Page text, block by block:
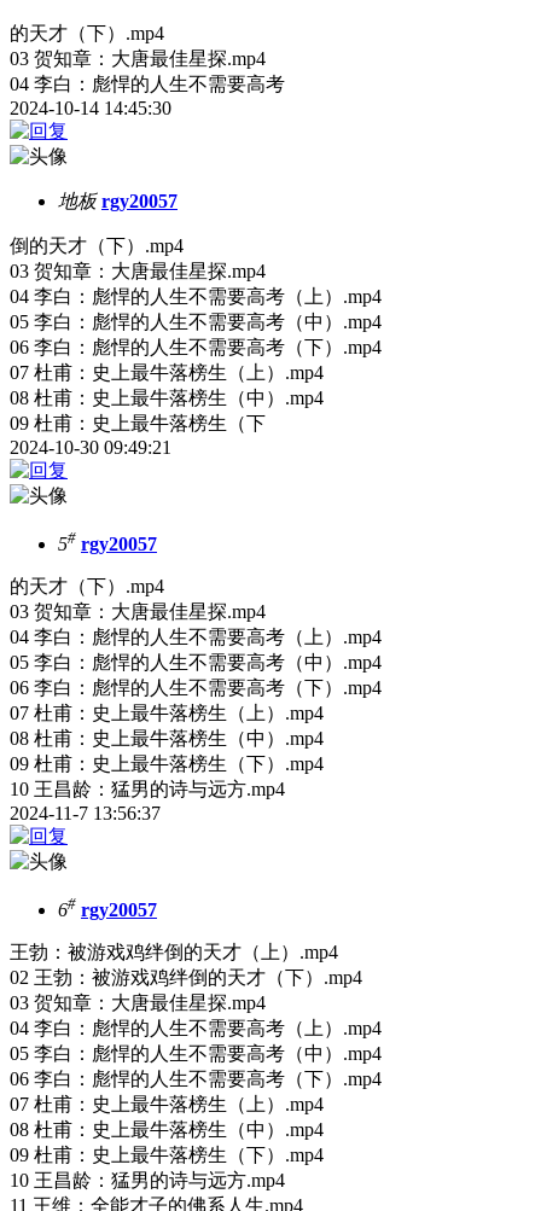
的天才（下）.mp4
03 贺知章：大唐最佳星探.mp4
04 李白：彪悍的人生不需要高考
2024-10-14 14:45:30
地板 rgy20057
倒的天才（下）.mp4
03 贺知章：大唐最佳星探.mp4
04 李白：彪悍的人生不需要高考（上）.mp4
05 李白：彪悍的人生不需要高考（中）.mp4
06 李白：彪悍的人生不需要高考（下）.mp4
07 杜甫：史上最牛落榜生（上）.mp4
08 杜甫：史上最牛落榜生（中）.mp4
09 杜甫：史上最牛落榜生（下
2024-10-30 09:49:21
5# rgy20057
的天才（下）.mp4
03 贺知章：大唐最佳星探.mp4
04 李白：彪悍的人生不需要高考（上）.mp4
05 李白：彪悍的人生不需要高考（中）.mp4
06 李白：彪悍的人生不需要高考（下）.mp4
07 杜甫：史上最牛落榜生（上）.mp4
08 杜甫：史上最牛落榜生（中）.mp4
09 杜甫：史上最牛落榜生（下）.mp4
10 王昌龄：猛男的诗与远方.mp4
2024-11-7 13:56:37
6# rgy20057
王勃：被游戏鸡绊倒的天才（上）.mp4
02 王勃：被游戏鸡绊倒的天才（下）.mp4
03 贺知章：大唐最佳星探.mp4
04 李白：彪悍的人生不需要高考（上）.mp4
05 李白：彪悍的人生不需要高考（中）.mp4
06 李白：彪悍的人生不需要高考（下）.mp4
07 杜甫：史上最牛落榜生（上）.mp4
08 杜甫：史上最牛落榜生（中）.mp4
09 杜甫：史上最牛落榜生（下）.mp4
10 王昌龄：猛男的诗与远方.mp4
11 王维：全能才子的佛系人生.mp4